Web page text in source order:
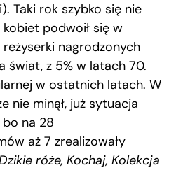
Taki rok szybko się nie
podwoił się w
nagrodzonych
świat, z 5% w latach 70.
w ostatnich latach. W
nie minął, już sytuacja
na 28
aż 7 zrealizowały
róże, Kochaj, Kolekcja